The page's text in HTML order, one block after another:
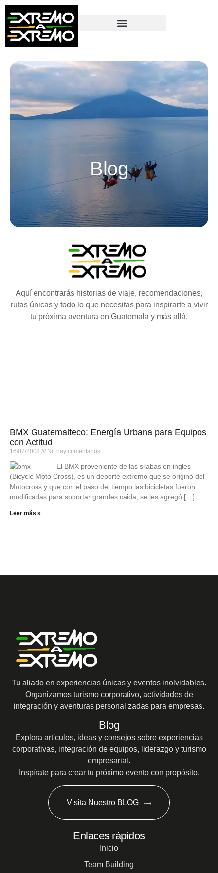
contenido
Blog
Aquí encontrarás historias de viaje, recomendaciones,
rutas únicas y todo lo que necesitas para inspirarte a vivir
tu próxima aventura en Guatemala y más allá.
BMX Guatemalteco: Energía Urbana para Equipos
con Actitud
16/07/2008 No hay comentarios
El BMX proveniente de las silabas en ingles
(Bicycle Moto Cross), es un deporte extremo que se originó del
Motocross y que con el paso del tiempo las bicicletas fueron
modificadas para soportar grandes caida, se les agregó […]
Leer más »
Tu aliado en experiencias únicas y eventos inolvidables.
Organizamos turismo corporativo, actividades de
integración y aventuras personalizadas para empresas.
Blog
Explora artículos, ideas y consejos sobre experiencias
corporativas, integración de equipos, liderazgo y turismo
empresarial.
Inspírate para crear tu próximo evento con propósito.
Visita Nuestro BLOG
Enlaces rápidos
Inicio
Team Building